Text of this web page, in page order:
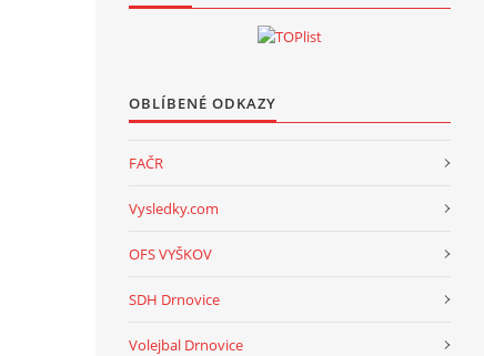
OBLÍBENÉ ODKAZY
FAČR
Vysledky.com
OFS VYŠKOV
SDH Drnovice
Volejbal Drnovice